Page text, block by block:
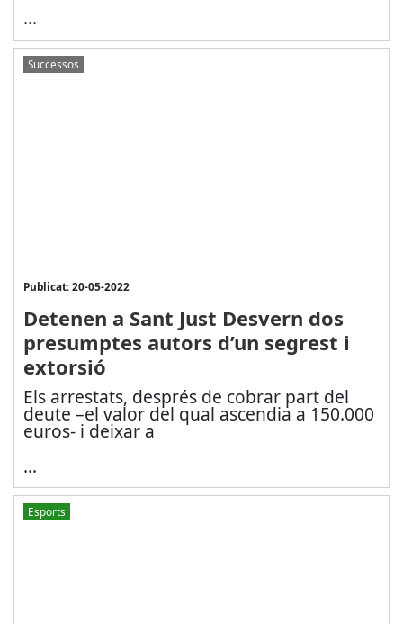
...
Successos
Publicat: 20-05-2022
Detenen a Sant Just Desvern dos
presumptes autors d’un segrest i
extorsió
Els arrestats, després de cobrar part del
deute –el valor del qual ascendia a 150.000
euros- i deixar a
...
Esports